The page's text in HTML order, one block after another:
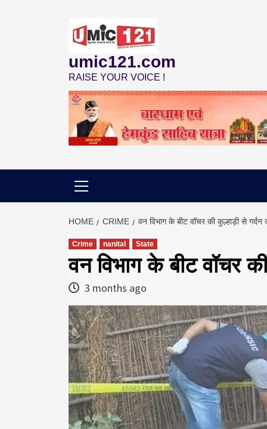
umic121.com
RAISE YOUR VOICE !
HOME CRIME वन विभाग के बीट वॉचर की कुल्हाड़ी से गर्दन
Crime nanital State
वन विभाग के बीट वॉचर
3 months ago